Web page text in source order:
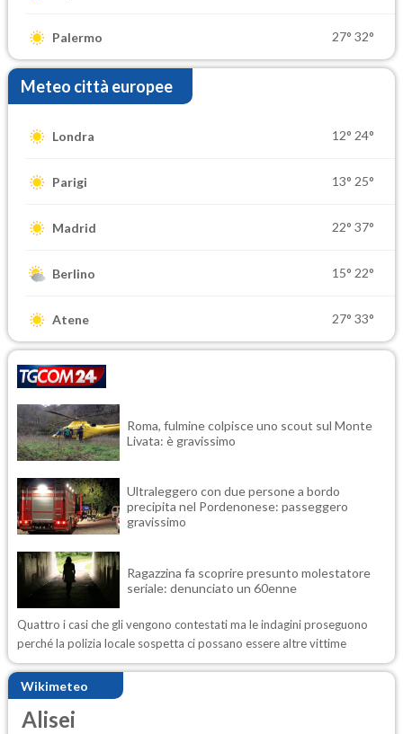
Palermo 27° 32°
Meteo città europee
Londra 12° 24°
Parigi 13° 25°
Madrid 22° 37°
Berlino 15° 22°
Atene 27° 33°
Roma, fulmine colpisce uno scout sul Monte
Livata: è gravissimo
Ultraleggero con due persone a bordo
precipita nel Pordenonese: passeggero
gravissimo
Ragazzina fa scoprire presunto molestatore
seriale: denunciato un 60enne
Quattro i casi che gli vengono contestati ma le indagini proseguono
perché la polizia locale sospetta ci possano essere altre vittime
Wikimeteo
Alisei